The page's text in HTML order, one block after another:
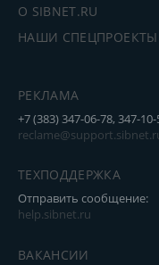
О SIBNET.RU
НАШИ СПЕЦПРОЕКТЫ
РЕКЛАМА
+7 (383) 347-06-78, 347-
ТЕХПОДДЕРЖКА
Отправить сообщение:
help.sibnet.ru
ВАКАНСИИ